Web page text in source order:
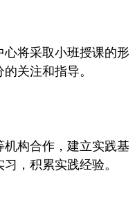
将采取小班授课的形
关注和指导。
构合作，建立实践基
，积累实践经验。